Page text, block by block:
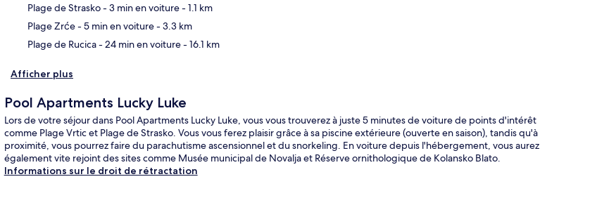
Plage de Strasko- 3 min en voiture- 1.1 km
Plage Zrće- 5 min en voiture- 3.3 km
Plage de Rucica- 24 min en voiture- 16.1 km
Afficher plus
Pool Apartments Lucky Luke
Lors de votre séjour dans Pool Apartments Lucky Luke, vous vous trouverez à juste 5 minutes de voiture de points d'intérêt
comme Plage Vrtic et Plage de Strasko. Vous vous ferez plaisir grâce à sa piscine extérieure (ouverte en saison), tandis qu'à
proximité, vous pourrez faire du parachutisme ascensionnel et du snorkeling. En voiture depuis l'hébergement, vous aurez
également vite rejoint des sites comme Musée municipal de Novalja et Réserve ornithologique de Kolansko Blato.
Informations sur le droit de rétractation